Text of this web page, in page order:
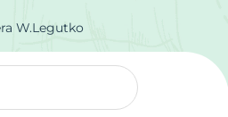
W.Legutko